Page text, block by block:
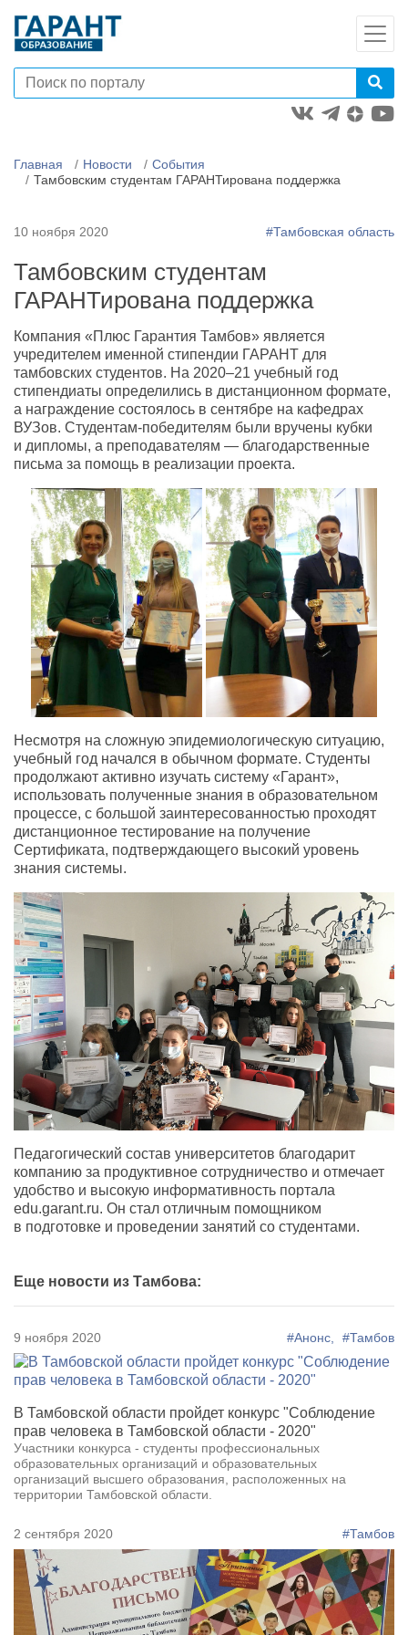
Главная Новости
События
Тамбовским студентам ГАРАНТирована поддержка
10 ноября 2020 #Тамбовская область
Тамбовским студентам
ГАРАНТирована поддержка
Компания «Плюс Гарантия Тамбов» является
учредителем именной стипендии ГАРАНТ для
тамбовских студентов. На 2020–21 учебный год
стипендиаты определились в дистанционном формате,
а награждение состоялось в сентябре на кафедрах
ВУЗов. Студентам-победителям были вручены кубки
и дипломы, а преподавателям — благодарственные
письма за помощь в реализации проекта.
Несмотря на сложную эпидемиологическую ситуацию,
учебный год начался в обычном формате. Студенты
продолжают активно изучать систему «Гарант»,
использовать полученные знания в образовательном
процессе, с большой заинтересованностью проходят
дистанционное тестирование на получение
Сертификата, подтверждающего высокий уровень
знания системы.
Педагогический состав университетов благодарит
компанию за продуктивное сотрудничество и отмечает
удобство и высокую информативность портала
edu.garant.ru. Он стал отличным помощником
в подготовке и проведении занятий со студентами.
Еще новости из Тамбова:
9 ноября 2020 #Анонс, #Тамбов
В Тамбовской области пройдет конкурс "Соблюдение
прав человека в Тамбовской области - 2020"
Участники конкурса - студенты профессиональных
образовательных организаций и образовательных
организаций высшего образования, расположенных на
территории Тамбовской области.
2 сентября 2020 #Тамбов